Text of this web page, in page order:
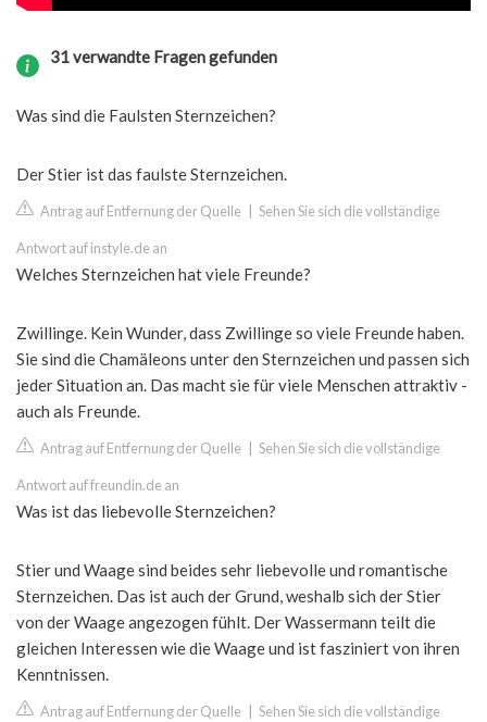
31 verwandte Fragen gefunden
Was sind die Faulsten Sternzeichen?
Der Stier ist das faulste Sternzeichen.
Antrag auf Entfernung der Quelle Sehen Sie sich die vollständige
Antwort auf instyle.de an
Welches Sternzeichen hat viele Freunde?
Zwillinge. Kein Wunder, dass Zwillinge so viele Freunde haben.
Sie sind die Chamäleons unter den Sternzeichen und passen sich
jeder Situation an. Das macht sie für viele Menschen attraktiv -
auch als Freunde.
Antrag auf Entfernung der Quelle Sehen Sie sich die vollständige
Antwort auf freundin.de an
Was ist das liebevolle Sternzeichen?
Stier und Waage sind beides sehr liebevolle und romantische
Sternzeichen. Das ist auch der Grund, weshalb sich der Stier
von der Waage angezogen fühlt. Der Wassermann teilt die
gleichen Interessen wie die Waage und ist fasziniert von ihren
Kenntnissen.
Antrag auf Entfernung der Quelle Sehen Sie sich die vollständige